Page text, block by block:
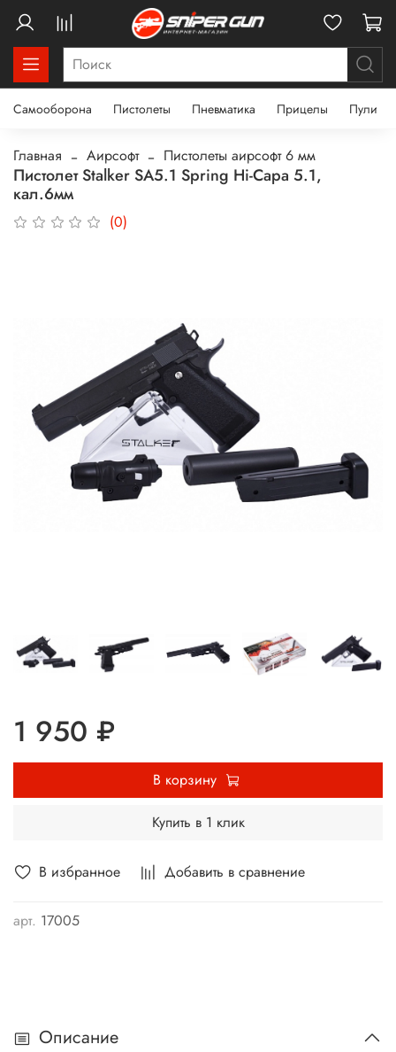
Самооборона Пистолеты Пневматика Прицелы Пули
Главная Аирсофт Пистолеты аирсофт 6 мм
Пистолет Stalker SA5.1 Spring Hi-Capa 5.1,
кал.6мм
(0)
В избранное Добавить в сравнение
арт. 17005
1 950 ₽
В корзину
Купить в 1 клик
Описание